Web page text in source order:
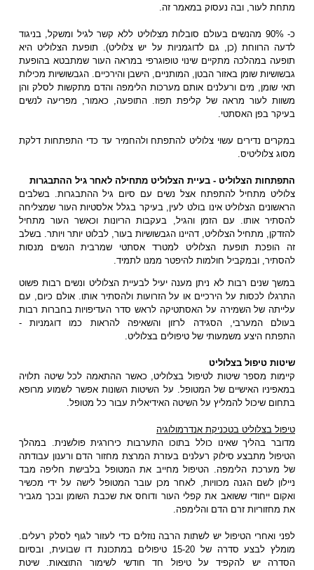
מתחת לעור, ובה נעסוק במאמר זה.
כ- 90% מהנשים בעולם סובלות מצלוליט ללא קשר לגיל ומשקל, בניגוד
לדעה הרווחת (כן, גם לדוגמניות על יש צלוליט). תופעת הצלוליט היא
תופעה במהלכה מתקיים שינוי טופוגרפי במראה העור שמתבטא בהופעת
גבשושיות שומן באזור הבטן, המותניים, הישבן והירכיים. הגבשושיות מכילות
תאי שומן, מים ורעלנים אותם מערכות הלימפה והדם מתקשות לסלק והן
משוות לעור מראה של קליפת תפוז. התופעה, כאמור, מפריעה לנשים
בעיקר בפן האסתטי.
במקרים נדירים עשוי צלוליט להתפתח ולהחמיר עד כדי התפתחות דלקת
מסוג צלוליטיס.
התפתחות הצלוליט - בעיית הצלוליט מתחילה לאחר גיל ההתבגרות
צלוליט מתחיל להתפתח אצל נשים עם סיום גיל ההתבגרות. בשלבים
הראשונים הצלוליט אינו בולט לעין, בעיקר בגלל אלסטיות העור שמצליחה
להסתיר אותו. עם הזמן והגיל, בעקבות הריונות וכאשר העור מתחיל
להזדקן, מתחיל הצלוליט, דהיינו הגבשושיות בעור, לבלוט יותר ויותר. בשלב
זה הופכת תופעת הצלוליט למטרד אסתטי שמרבית הנשים מנסות
להסתיר, ובמקביל חולמות להיפטר ממנו לתמיד.
במשך שנים רבות לא ניתן מענה יעיל לבעיית הצלוליט ונשים רבות פשוט
התרגלו לכסות על הירכיים או על הזרועות ולהסתיר אותו. אולם כיום, עם
עלייתה של השמירה על האסתטיקה לראש סדר העדיפויות בחברות רבות
בעולם המערבי, הסגידה לרזון והשאיפה להראות כמו דוגמניות -
התפתח היצע משמעותי של טיפולים בצלוליט.
שיטות טיפול בצלוליט
קיימות מספר שיטות לטיפול בצלוליט, כאשר ההתאמה לכל שיטה תלויה
במאפיניו האישיים של המטופל. על השיטות השונות אפשר לשמוע מרופא
בתחום שיכול להמליץ על השיטה האידיאלית עבור כל מטופל.
טיפול בצלוליט בטכניקת אנדרמולוגיה
מדובר בהליך שאינו כולל בתוכו התערבות כירורגית פולשנית. במהלך
הטיפול מתבצע סילוק רעלנים בעזרת המרצת מחזור הדם ורענון עבודתה
של מערכת הלימפה. הטיפול מחייב את המטופל בלבישת חליפה מבד
ניילון לשם הגנה מכוויות, לאחר מכן עובר המטופל לישה על ידי מכשיר
ואקום ייחודי ששואב את קפלי העור ודוחס את שכבת השומן ובכך מגביר
את מחזוריות זרם הדם והלימפה.
לפני ואחרי הטיפול יש לשתות הרבה נוזלים כדי לעזור לגוף לסלק רעלים.
מומלץ לבצע סדרה של 15-20 טיפולים במתכונת דו שבועית, ובסיום
הסדרה יש להקפיד על טיפול חד חודשי לשימור התוצאות. שיטת